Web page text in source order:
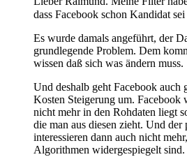
dass Facebook schon Kandidat
Es wurde damals angeführt, der
grundlegende Problem. Dem
wissen daß sich was ändern muss.
Und deshalb geht Facebook auch
Kosten Steigerung um. Facebook
nicht mehr in den Rohdaten liegt
die man aus diesen zieht. Und der
interessieren dann auch nicht
Algorithmen widergespiegelt sind.